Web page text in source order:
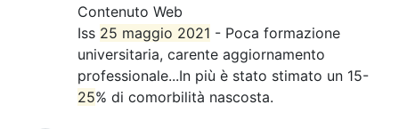
Contenuto Web
Iss 25 maggio 2021 - Poca formazione
universitaria, carente aggiornamento
professionale...In più è stato stimato un 15-
25% di comorbilità nascosta.